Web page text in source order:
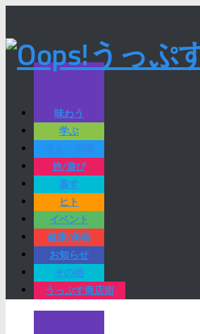
味わう
学ぶ
旅/遊び
暮す
ヒト
イベント
健康/美容
お知らせ
その他
うっぷす商店街